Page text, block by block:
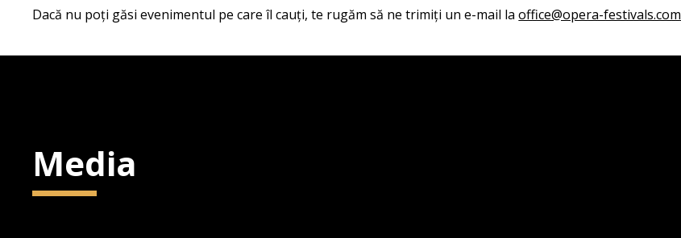
Dacă nu poți găsi evenimentul pe care îl cauți, te rugăm să ne trimiți un e-mail laoffice@opera-festivals.com
Media